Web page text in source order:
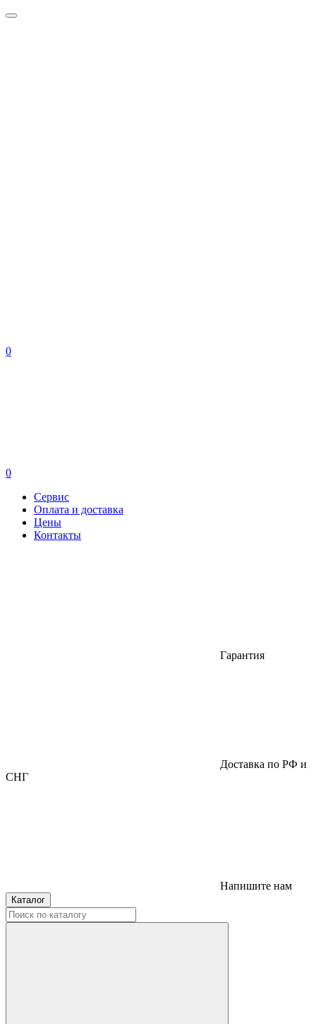
0
0
Сервис
Оплата и доставка
Цены
Контакты
Гарантия
Доставка по РФ и
СНГ
Напишите нам
Каталог